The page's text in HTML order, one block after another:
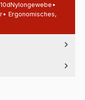
Ergonomisches,